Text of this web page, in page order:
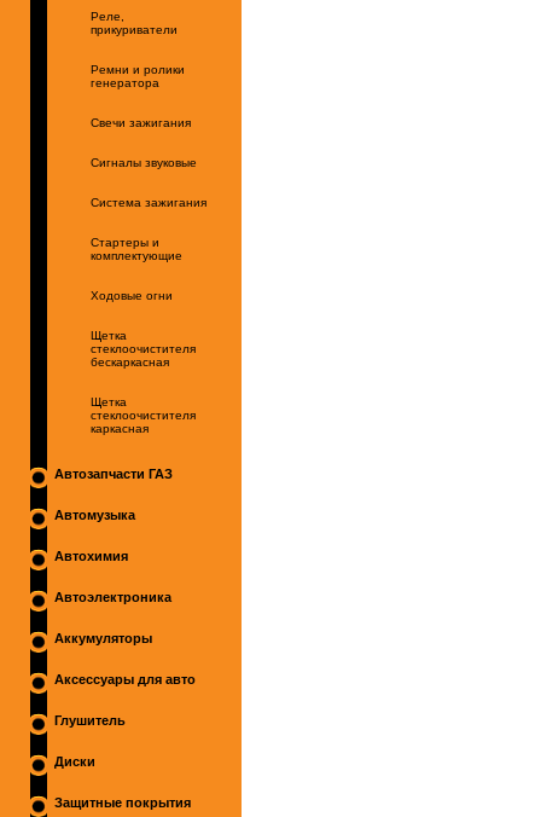
Реле,
прикуриватели
Ремни и ролики
генератора
Свечи зажигания
Сигналы звуковые
Система зажигания
Стартеры и
комплектующие
Ходовые огни
Щетка
стеклоочистителя
бескаркасная
Щетка
стеклоочистителя
каркасная
Автозапчасти ГАЗ
Автомузыка
Автохимия
Автоэлектроника
Аккумуляторы
Аксессуары для авто
Глушитель
Диски
Защитные покрытия